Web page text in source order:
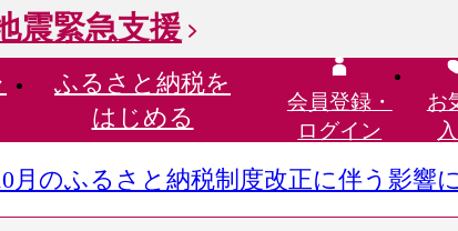
震緊急支援
ふるさと納税を
はじめる
会員登録・
ログイン
お
月のふるさと納税制度改正に伴う影響